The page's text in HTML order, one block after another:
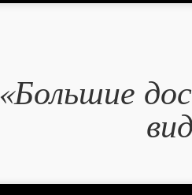
«Большие